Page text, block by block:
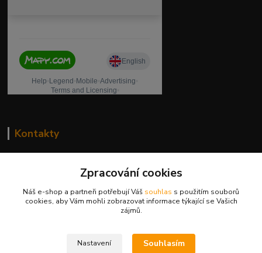
Kontakty
739 001 068
PO - PÁ 8 - 17 hod.(mimo státní svátky)
Zpracování cookies
Náš e-shop a partneři potřebují Váš souhlas s použitím souborů
cookies, aby Vám mohli zobrazovat informace týkající se Vašich
zájmů.
Nastavení Souhlasím